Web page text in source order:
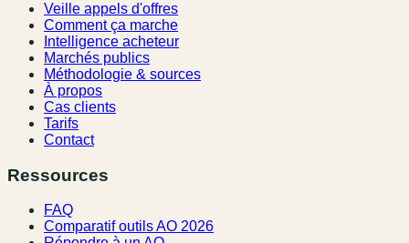
Veille appels d'offres
Comment ça marche
Intelligence acheteur
Marchés publics
Méthodologie & sources
À propos
Cas clients
Tarifs
Contact
Ressources
FAQ
Comparatif outils AO 2026